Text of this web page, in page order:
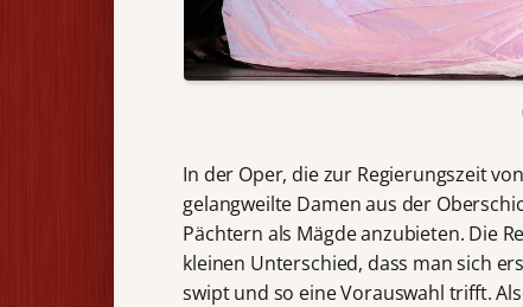
In der Oper, die zur Regierungszeit
gelangweilte Damen aus der
Pächtern als Mägde anzubieten. Die
kleinen Unterschied, dass man sich
swipt und so eine Vorauswahl trifft.